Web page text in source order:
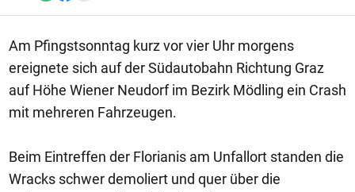
Am Pfingstsonntag kurz vor vier Uhr morgens
ereignete sich auf der Südautobahn Richtung Graz
auf Höhe Wiener Neudorf im Bezirk Mödling ein Crash
mit mehreren Fahrzeugen.
Beim Eintreffen der Florianis am Unfallort standen die
Wracks schwer demoliert und quer über die